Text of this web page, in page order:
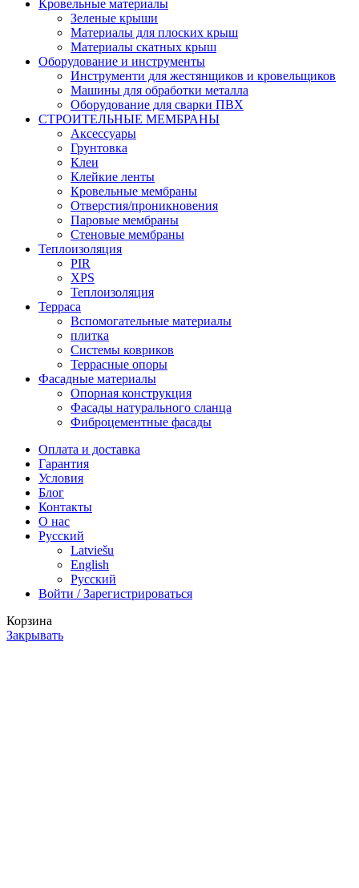
Кровельные материалы
Зеленые крыши
Материалы для плоских крыш
Материалы скатных крыш
Оборудование и инструменты
Инструменти для жестянщиков и кровельщиков
Машины для обработки металла
Оборудование для сварки ПВХ
СТРОИТЕЛЬНЫЕ МЕМБРАНЫ
Аксессуары
Грунтовка
Клеи
Клейкие ленты
Кровельные мембраны
Отверстия/проникновения
Паровые мембраны
Стеновые мембраны
Теплоизоляция
PIR
XPS
Теплоизоляция
Терраса
Вспомогательные материалы
плитка
Системы ковриков
Террасные опоры
Фасадные материалы
Oпорная конструкция
Фасады натурального сланца
Фиброцементные фасады
Оплата и доставка
Гарантия
Условия
Блог
Контакты
О нас
Русский
Latviešu
English
Русский
Войти / Зарегистрироваться
Корзина
Закрывать